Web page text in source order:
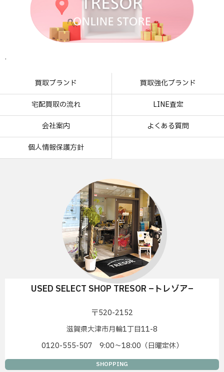
.
買取ブランド 買取強化ブランド
宅配買取の流れ LINE査定
会社案内 よくある質問
個人情報保護方針
USED SELECT SHOP TRESOR –トレゾア–
〒520-2152
滋賀県大津市月輪1丁目11-8
0120-555-507 9:00〜18:00（日曜定休）
SHOPPING